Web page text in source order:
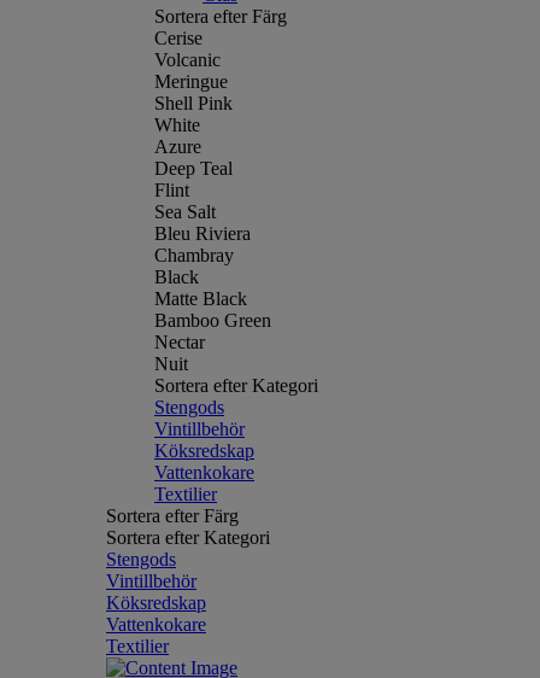
Sortera efter Färg
Cerise
Volcanic
Meringue
Shell Pink
White
Azure
Deep Teal
Flint
Sea Salt
Bleu Riviera
Chambray
Black
Matte Black
Bamboo Green
Nectar
Nuit
Sortera efter Kategori
Stengods
Vintillbehör
Köksredskap
Vattenkokare
Textilier
Sortera efter Färg
Sortera efter Kategori
Stengods
Vintillbehör
Köksredskap
Vattenkokare
Textilier